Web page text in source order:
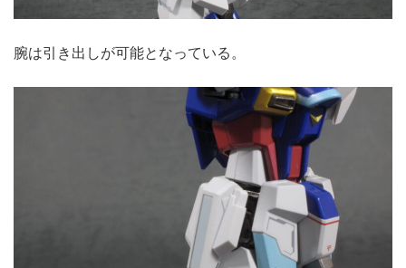
腕は引き出しが可能となっている。